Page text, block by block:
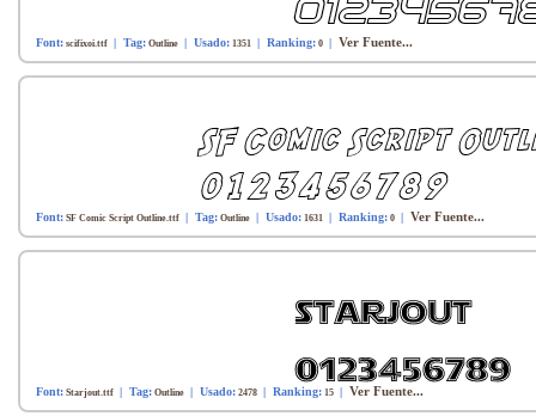
Font: scifixoi.ttf | Tag: Outline | Usado: 1351 | Ranking: 0 | Ver Fuente...
Font: SF Comic Script Outline.ttf | Tag: Outline | Usado: 1631 | Ranking: 0 | Ver Fuente...
Font: Starjout.ttf | Tag: Outline | Usado: 2478 | Ranking: 15 | Ver Fuente...